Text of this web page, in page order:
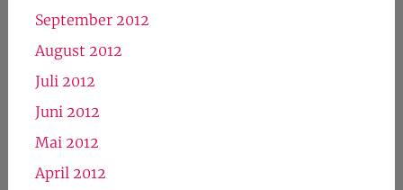
September 2012
August 2012
Juli 2012
Juni 2012
Mai 2012
April 2012